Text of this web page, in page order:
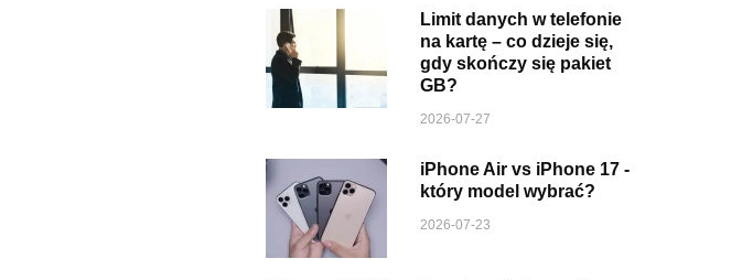
Limit danych w telefonie
na kartę – co dzieje się,
gdy skończy się pakiet
GB?
2026-07-27
iPhone Air vs iPhone 17 -
który model wybrać?
2026-07-23